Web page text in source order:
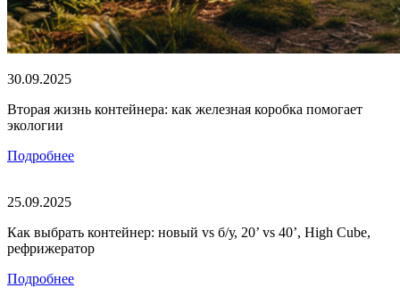
30.09.2025
Вторая жизнь контейнера: как железная коробка помогает
экологии
Подробнее
25.09.2025
Как выбрать контейнер: новый vs б/у, 20’ vs 40’, High Cube,
рефрижератор
Подробнее